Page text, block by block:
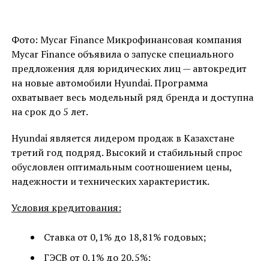
Фото: Mycar Finance Микрофинансовая компания
Mycar Finance объявила о запуске специального
предложения для юридических лиц — автокредит
на новые автомобили Hyundai. Программа
охватывает весь модельный ряд бренда и доступна
на срок до 5 лет.
Hyundai является лидером продаж в Казахстане
третий год подряд. Высокий и стабильный спрос
обусловлен оптимальным соотношением цены,
надежности и технических характеристик.
Условия кредитования:
Ставка от 0,1% до 18,81% годовых;
ГЭСВ от 0,1% до 20,5%;